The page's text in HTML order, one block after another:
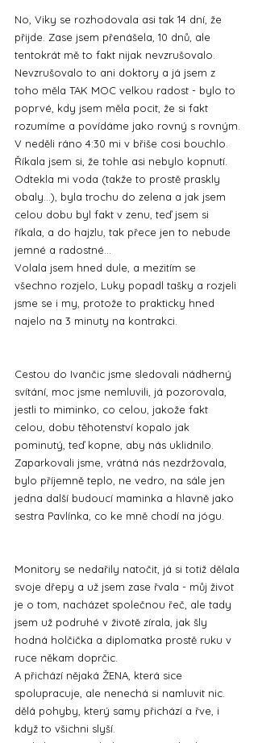
No, Viky se rozhodovala asi tak 14 dní, že
přijde. Zase jsem přenášela, 10 dnů, ale
tentokrát mě to fakt nijak nevzrušovalo.
Nevzrušovalo to ani doktory a já jsem z
toho měla TAK MOC velkou radost - bylo to
poprvé, kdy jsem měla pocit, že si fakt
rozumíme a povídáme jako rovný s rovným.
V neděli ráno 4:30 mi v břiše cosi bouchlo.
Říkala jsem si, že tohle asi nebylo kopnutí.
Odtekla mi voda (takže to prostě praskly
obaly...), byla trochu do zelena a jak jsem
celou dobu byl fakt v zenu, teď jsem si
říkala, a do hajzlu, tak přece jen to nebude
jemné a radostné...
Volala jsem hned dule, a mezitím se
všechno rozjelo, Luky popadl tašky a rozjeli
jsme se i my, protože to prakticky hned
najelo na 3 minuty na kontrakci.
Cestou do Ivančic jsme sledovali nádherný
svítání, moc jsme nemluvili, já pozorovala,
jestli to miminko, co celou, jakože fakt
celou, dobu těhotenství kopalo jak
pominutý, teď kopne, aby nás uklidnilo.
Zaparkovali jsme, vrátná nás nezdržovala,
bylo příjemně teplo, ne vedro, na sále jen
jedna další budoucí maminka a hlavně jako
sestra Pavlínka, co ke mně chodí na jógu.
Monitory se nedařily natočit, já si totiž dělala
svoje dřepy a už jsem zase řvala - můj život
je o tom, nacházet společnou řeč, ale tady
jsem už podruhé v životě zírala, jak šly
hodná holčička a diplomatka prostě ruku v
ruce někam doprčic.
A přichází nějaká ŽENA, která sice
spolupracuje, ale nenechá si namluvit nic.
dělá pohyby, který samy přichází a řve, i
když to všichni slyší.